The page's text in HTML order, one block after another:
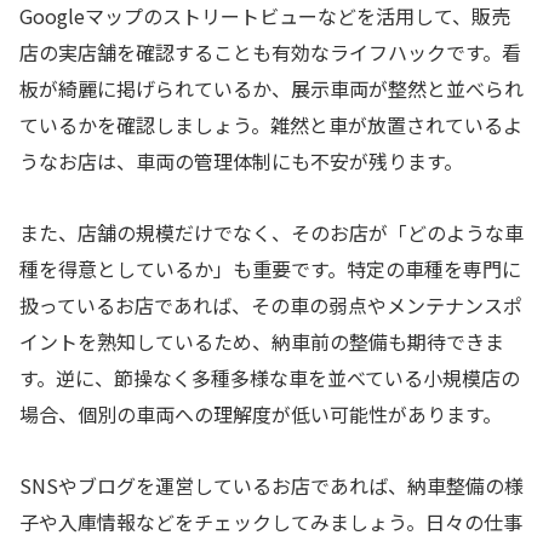
Googleマップのストリートビューなどを活用して、販売
店の実店舗を確認することも有効なライフハックです。看
板が綺麗に掲げられているか、展示車両が整然と並べられ
ているかを確認しましょう。雑然と車が放置されているよ
うなお店は、車両の管理体制にも不安が残ります。
また、店舗の規模だけでなく、そのお店が「どのような車
種を得意としているか」も重要です。特定の車種を専門に
扱っているお店であれば、その車の弱点やメンテナンスポ
イントを熟知しているため、納車前の整備も期待できま
す。逆に、節操なく多種多様な車を並べている小規模店の
場合、個別の車両への理解度が低い可能性があります。
SNSやブログを運営しているお店であれば、納車整備の様
子や入庫情報などをチェックしてみましょう。日々の仕事